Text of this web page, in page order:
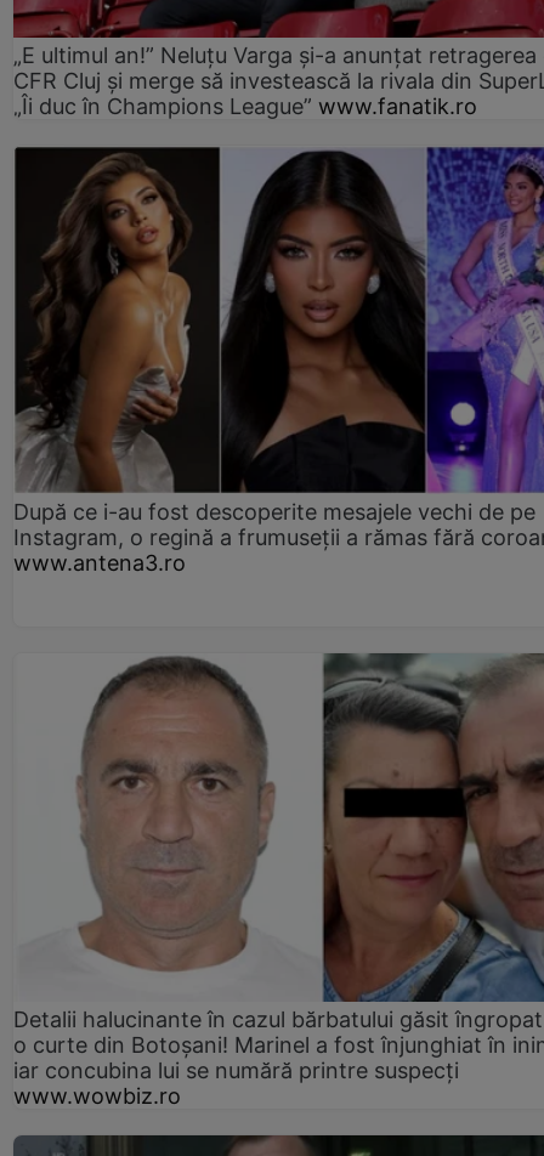
„E ultimul an!” Neluțu Varga și-a anunțat retragerea
CFR Cluj și merge să investească la rivala din
„Îi duc în Champions League” www.fanatik.ro
După ce i-au fost descoperite mesajele vechi de pe
Instagram, o regină a frumuseții a rămas fără
www.antena3.ro
Detalii halucinante în cazul bărbatului găsit
o curte din Botoșani! Marinel a fost înjunghiat în
iar concubina lui se numără printre suspecți
www.wowbiz.ro